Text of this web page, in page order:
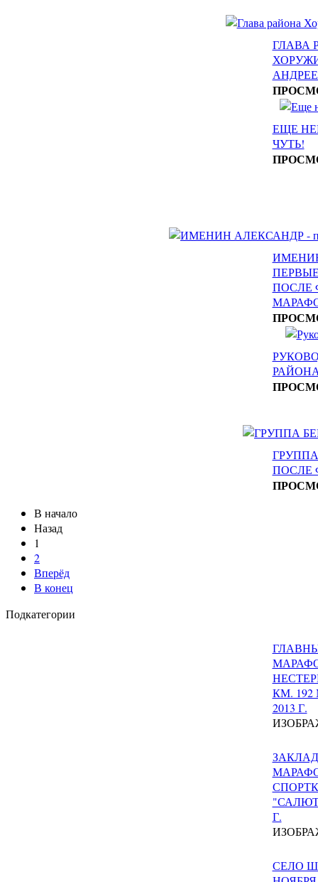
ГЛАВА
ЕЩЕ
ЧУТЬ!
В начало
Назад
1
2
Вперёд
В конец
Подкатегории
КМ. 192
2013 Г.
Г.
СЕЛО